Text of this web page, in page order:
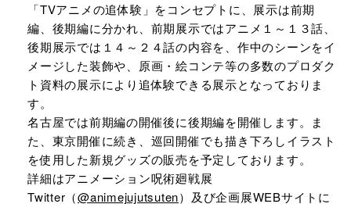
「TVアニメの追体験」をコンセプトに、展示は前期
編、後期編に分かれ、前期展示ではアニメ１～１３話、
後期展示では１４～２４話の内容を、作中のシーンをイ
メージした装飾や、原画・絵コンテ等の多数のプロダク
ト資料の展示により追体験できる展示となっておりま
す。
名古屋では前期編の開催後に後期編を開催します。ま
た、東京開催に続き、巡回開催でも描き下ろしイラスト
を使用した新規グッズの販売を予定しております。
詳細はアニメーション呪術廻戦展
Twitter（@animejujutsuten）及び企画展WEBサイトに